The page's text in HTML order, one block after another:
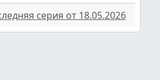
серия от 18.05.2026